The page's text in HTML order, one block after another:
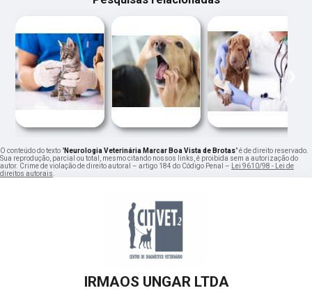
‹ ›
O conteúdo do texto "Neurologia Veterinária Marcar Boa Vista de Brotas" é de direito reservado.
Sua reprodução, parcial ou total, mesmo citando nossos links, é proibida sem a autorização do
autor. Crime de violação de direito autoral – artigo 184 do Código Penal –
Lei 9610/98 - Lei de
direitos autorais
IRMAOS UNGAR LTDA